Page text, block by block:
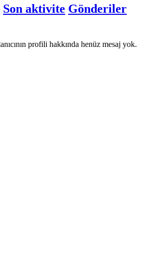
Son aktivite Gönderiler
profili hakkında henüz mesaj yok.